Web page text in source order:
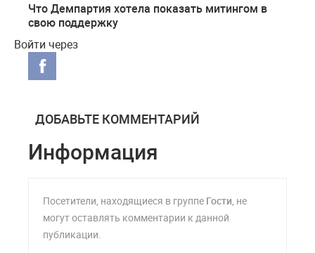
Что Демпартия хотела показать митингом в
свою поддержку
Войти через
ДОБАВЬТЕ КОММЕНТАРИЙ
Информация
Посетители, находящиеся в группе Гости, не
могут оставлять комментарии к данной
публикации.